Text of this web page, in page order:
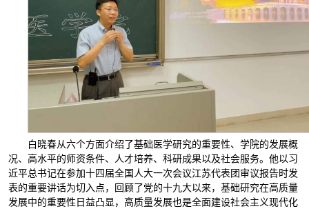
白晓春从六个方面介绍了基础医学研究的重要性、学院的发展概
况、高水平的师资条件、人才培养、科研成果以及社会服务。他以习
近平总书记在参加十四届全国人大一次会议江苏代表团审议报告时发
表的重要讲话为切入点，回顾了党的十九大以来，基础研究在高质量
发展中的重要性日益凸显，高质量发展也是全面建设社会主义现代化